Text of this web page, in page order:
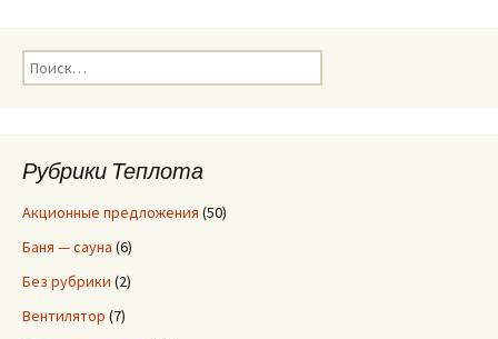
Н
а
:Рубрики Теплота
Акционные предложения (50)
Баня — сауна (6)
Без рубрики (2)
Вентилятор (7)